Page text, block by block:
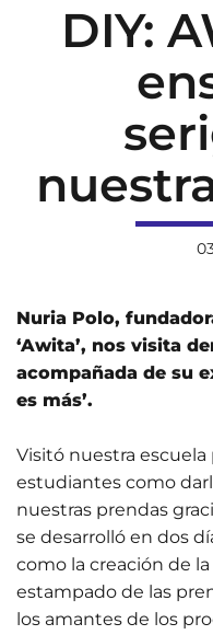
DIY:
Nuria Polo,
‘Awita’, nos visita
acompañada de su
es más’.
Visitó nuestra escuela
estudiantes como
nuestras prendas
se desarrolló en dos
como la creación de
estampado de las
los amantes de los